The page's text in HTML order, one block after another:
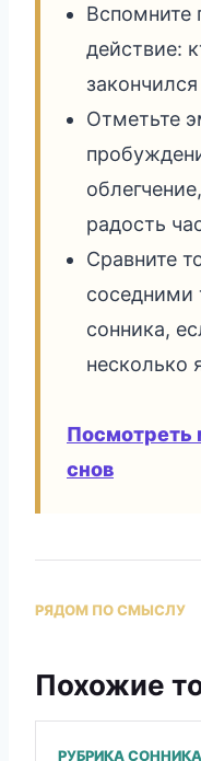
Вспомните
действие:
Отметьте
радость
Сравните
соседними
сонника,
несколько
Посмотреть
снов
РЯДОМ ПО СМЫСЛУ
Похожие
РУБРИКА СОННИКА